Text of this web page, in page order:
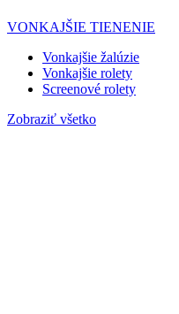
VONKAJŠIE TIENENIE
Vonkajšie žalúzie
Vonkajšie rolety
Screenové rolety
Zobraziť všetko